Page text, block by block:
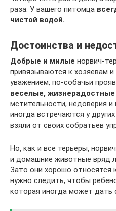
раза. У вашего питомца
чистой водой.
Достоинства и
Добрые и милые норвич-
привязываются к хозяевам
уважением, по-собачьи
веселые, жизнерадостные
мстительности, недоверия
иногда встречаются у
взяли от своих собратьев
Но, как и все терьеры,
и домашние животные вряд
Зато они хорошо относятся
нужно следить, чтобы
которая иногда может дать